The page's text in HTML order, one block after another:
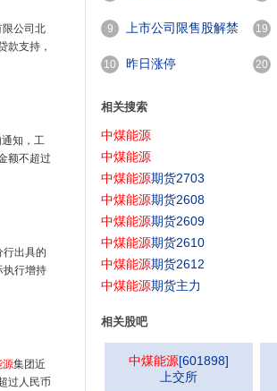
限公司北
款支持，
通知，工
额不超过
行出具的
执行增持
源集团近
过人民币
9 上市公司限售股解禁
一览
10 昨日涨停
19
20
相关搜索
中煤能源
中煤能源
中煤能源期货2703
中煤能源期货2608
中煤能源期货2609
中煤能源期货2610
中煤能源期货2612
中煤能源期货主力
相关股吧
中煤能源[601898]
上交所